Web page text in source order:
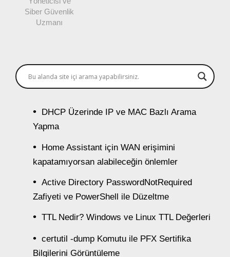
Siber Güvenlik
Uzmanı
DHCP Üzerinde IP ve MAC Bazlı Arama
Yapma
Home Assistant için WAN erişimini
kapatamıyorsan alabileceğin önlemler
Active Directory PasswordNotRequired
Zafiyeti ve PowerShell ile Düzeltme
TTL Nedir? Windows ve Linux TTL Değerleri
certutil -dump Komutu ile PFX Sertifika
Bilgilerini Görüntüleme